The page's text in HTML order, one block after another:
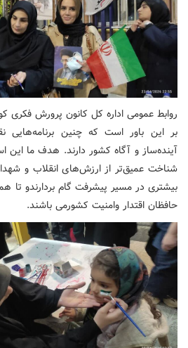
روابط عمومی اداره کل کانون پرورش فکری
بر این باور است که چنین
آینده‌ساز و آگاه کشور دارند. هدف ما این
شناخت عمیق‌تر از ارزش‌های انقلاب و
بیشتری در مسیر پیشرفت گام بردارندو تا
حافظان اقتدار وامنیت کشورمی باشند.